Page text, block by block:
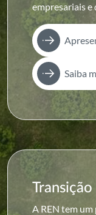
empresariais
Saiba
A REN tem